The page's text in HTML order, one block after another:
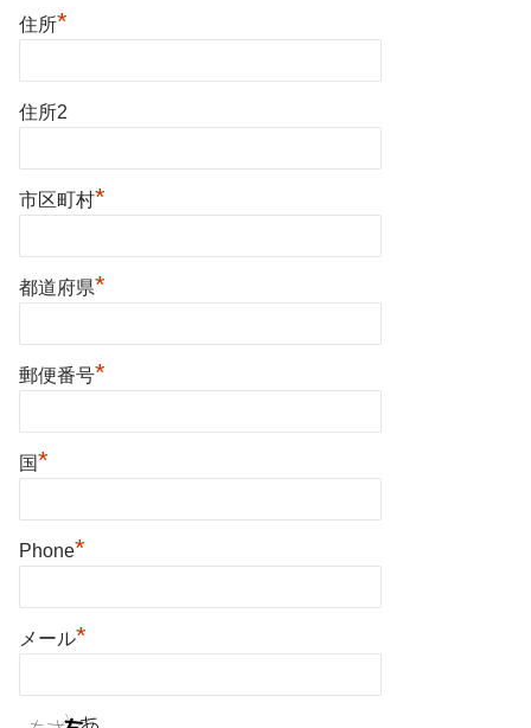
住所*
住所2
市区町村*
都道府県*
郵便番号*
国*
Phone*
メール*